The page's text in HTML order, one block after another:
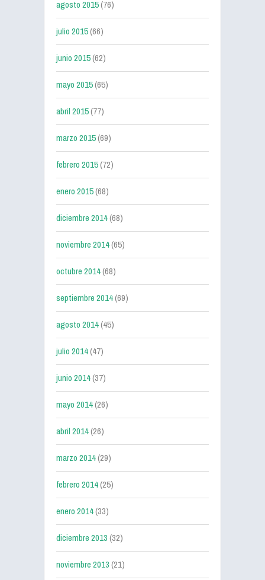
agosto 2015(76)
julio 2015(66)
junio 2015(62)
mayo 2015(65)
abril 2015(77)
marzo 2015(69)
febrero 2015(72)
enero 2015(68)
diciembre 2014(68)
noviembre 2014(65)
octubre 2014(68)
septiembre 2014(69)
agosto 2014(45)
julio 2014(47)
junio 2014(37)
mayo 2014(26)
abril 2014(26)
marzo 2014(29)
febrero 2014(25)
enero 2014(33)
diciembre 2013(32)
noviembre 2013(21)